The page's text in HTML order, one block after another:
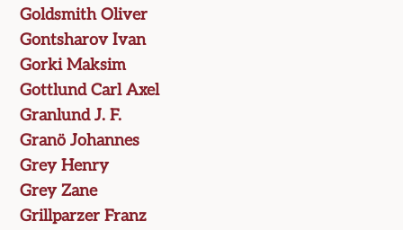
Goldsmith Oliver
Gontsharov Ivan
Gorki Maksim
Gottlund Carl Axel
Granlund J. F.
Granö Johannes
Grey Henry
Grey Zane
Grillparzer Franz